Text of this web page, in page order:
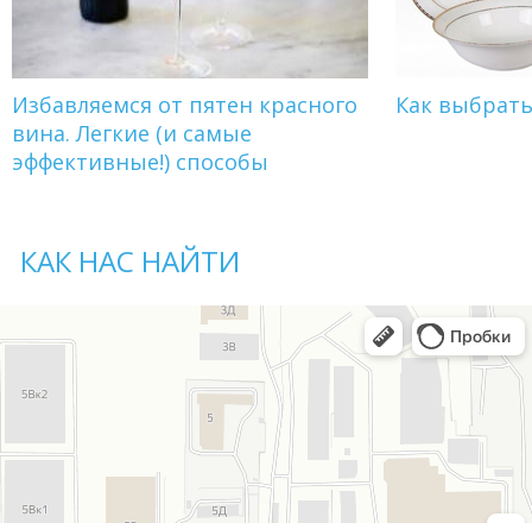
Избавляемся от пятен красного
вина. Легкие (и самые
эффективные!) способы
Как
КАК НАС НАЙТИ